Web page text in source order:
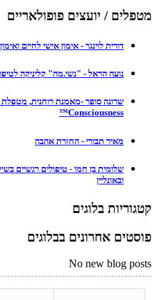
מטפלים / יועצים פופולאריים
דורית לוינגר - אימון אישי לחיים
נועה הראל - "נשי.מה" קליניקה
Consciousness™
מאיר תבורי - החזרת אהבה
ובאונליין
קטגוריות בלוגים
פוסטים אחרונים בבלוגים
No new blog posts